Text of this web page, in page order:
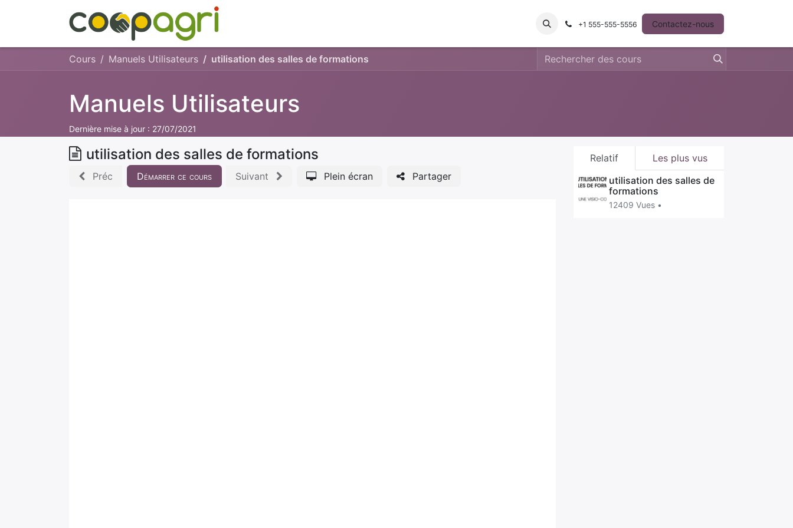
Contact +1 555-555-5556 Contactez-nous
Cours Manuels Utilisateurs utilisation des salles de formations
Manuels Utilisateurs
Dernière mise à jour : 27/07/2021
Relatif
Les plus vus
utilisation des salles de
formations
12409 Vues •
utilisation des salles de formations
Préc Démarrer ce cours Suivant Plein écran Partager